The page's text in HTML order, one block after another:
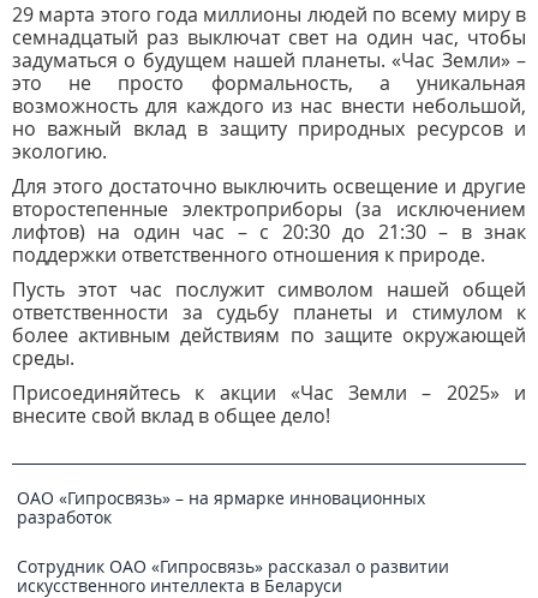
29 марта этого года миллионы людей по всему миру в
семнадцатый раз выключат свет на один час, чтобы
задуматься о будущем нашей планеты. «Час Земли» –
это не просто формальность, а уникальная
возможность для каждого из нас внести небольшой,
но важный вклад в защиту природных ресурсов и
экологию.
Для этого достаточно выключить освещение и другие
второстепенные электроприборы (за исключением
лифтов) на один час – с 20:30 до 21:30 – в знак
поддержки ответственного отношения к природе.
Пусть этот час послужит символом нашей общей
ответственности за судьбу планеты и стимулом к
более активным действиям по защите окружающей
среды.
Присоединяйтесь к акции «Час Земли – 2025» и
внесите свой вклад в общее дело!
ОАО «Гипросвязь» – на ярмарке инновационных
разработок
Сотрудник ОАО «Гипросвязь» рассказал о развитии
искусственного интеллекта в Беларуси